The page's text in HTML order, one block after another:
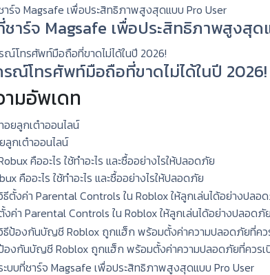
ชาร์จ Magsafe เพื่อประสิทธิภาพสูงสุ
ณ์โทรศัพท์มือถือที่ขาดไม่ได้ในปี 2026!
มอัพเดท
ลูกเต๋าออนไลน์
คืออะไร ใช้ทำอะไร และซื้ออย่างไรให้ปลอดภัย
งค่า Parental Controls ใน Roblox ให้ลูกเล่นได้อย่างปลอดภั
องกันบัญชี Roblox ถูกแฮ็ก พร้อมตั้งค่าความปลอดภัยที่ควรเ